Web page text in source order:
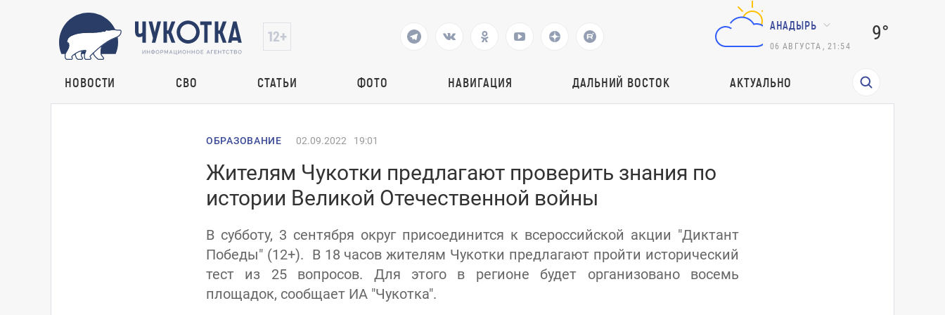
АНАДЫРЬ
06 АВГУСТА 21:54
9°
НОВОСТИ СВО СТАТЬИ ФОТО НАВИГАЦИЯ ДАЛЬНИЙ ВОСТОК АКТУАЛЬНО
ОБРАЗОВАНИЕ 02.09.2022 19:01
Жителям Чукотки предлагают проверить знания по
истории Великой Отечественной войны
В субботу, 3 сентября округ присоединится к всероссийской акции "Диктант
Победы" (12+). В 18 часов жителям Чукотки предлагают пройти исторический
тест из 25 вопросов. Для этого в регионе будет организовано восемь
площадок, сообщает ИА "Чукотка".